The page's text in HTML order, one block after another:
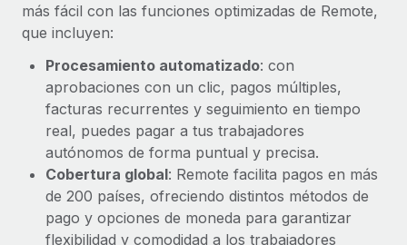
más fácil con las funciones optimizadas de Remote,
que incluyen:
Procesamiento automatizado: con
aprobaciones con un clic, pagos múltiples,
facturas recurrentes y seguimiento en tiempo
real, puedes pagar a tus trabajadores
autónomos de forma puntual y precisa.
Cobertura global: Remote facilita pagos en más
de 200 países, ofreciendo distintos métodos de
pago y opciones de moneda para garantizar
flexibilidad y comodidad a los trabajadores